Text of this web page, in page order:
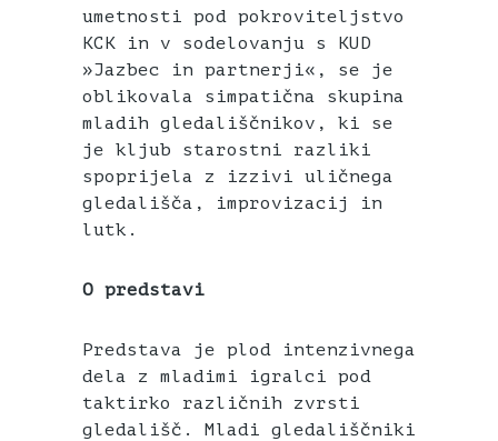
umetnosti pod pokroviteljstvo
KCK in v sodelovanju s KUD
»Jazbec in partnerji«, se je
oblikovala simpatična skupina
mladih gledališčnikov, ki se
je kljub starostni razliki
spoprijela z izzivi uličnega
gledališča, improvizacij in
lutk.
O predstavi
Predstava je plod intenzivnega
dela z mladimi igralci pod
taktirko različnih zvrsti
gledališč. Mladi gledališčniki